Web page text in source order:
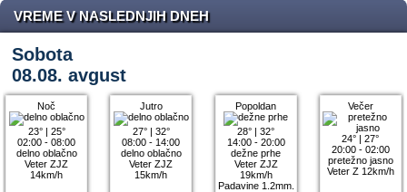
VREME V NASLEDNJIH DNEH
Sobota
08.08. avgust
Noč
23°| 25°
02:00 - 08:00
delno oblačno
Veter ZJZ
14km/h
Jutro
27°| 32°
08:00 - 14:00
delno oblačno
Veter ZJZ
15km/h
Popoldan
28° |32°
14:00 - 20:00
dežne prhe
Veter ZJZ
19km/h
Padavine 1.2mm.
Večer
24° |27°
20:00 - 02:00
pretežno jasno
Veter Z 12km/h